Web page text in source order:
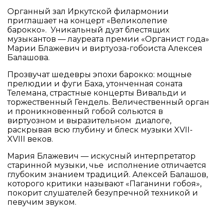
Органный зал Иркутской филармонии
приглашает на концерт «Великолепие
барокко». Уникальный дуэт блестящих
музыкантов — лауреата премии «Органист года»
Марии Блажевич и виртуоза-гобоиста Алексея
Балашова.
Прозвучат шедевры эпохи барокко: мощные
прелюдии и фуги Баха, утонченная соната
Телемана, страстные концерты Вивальди и
торжественный Гендель. Величественный орган
и проникновенный гобой сольются в
виртуозном и выразительном диалоге,
раскрывая всю глубину и блеск музыки XVII-
XVIII веков.
Мария Блажевич — искусный интерпретатор
старинной музыки, чье исполнение отличается
глубоким знанием традиций. Алексей Балашов,
которого критики называют «Паганини гобоя»,
покорит слушателей безупречной техникой и
певучим звуком.